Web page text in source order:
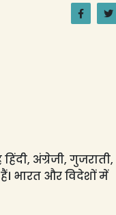
अंग्रेजी, गुजराती,
भारत और विदेशों में